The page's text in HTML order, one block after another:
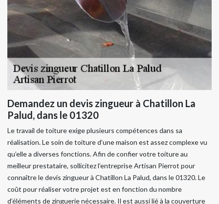
Demandez un devis zingueur à Chatillon La
Palud, dans le 01320
Le travail de toiture exige plusieurs compétences dans sa
réalisation. Le soin de toiture d’une maison est assez complexe vu
qu’elle a diverses fonctions. Afin de confier votre toiture au
meilleur prestataire, sollicitez l’entreprise Artisan Pierrot pour
connaître le devis zingueur à Chatillon La Palud, dans le 01320. Le
coût pour réaliser votre projet est en fonction du nombre
d’éléments de zinguerie nécessaire. Il est aussi lié à la couverture